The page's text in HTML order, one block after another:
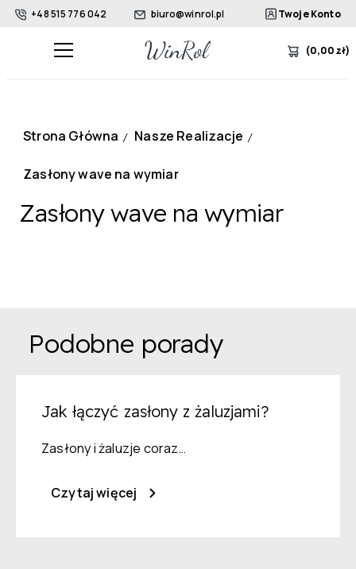
+48 515 776 042 biuro@winrol.pl Twoje Konto
(0,00zł)
Strona Główna / Nasze Realizacje /
Zasłony wave na wymiar
Zasłony wave na wymiar
Podobne porady
Jak łączyć zasłony z żaluzjami?
Zasłony i żaluzje coraz…
Czytaj więcej